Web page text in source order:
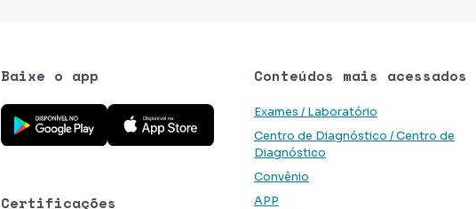
Conteúdos mais acessados
Exames / Laboratório
Centro de Diagnóstico / Centro de
Diagnóstico
Convênio
APP
Baixe o app
Baixe o aplicativo na Google Play Store
Baixe o aplicativo na App Store
Certificações